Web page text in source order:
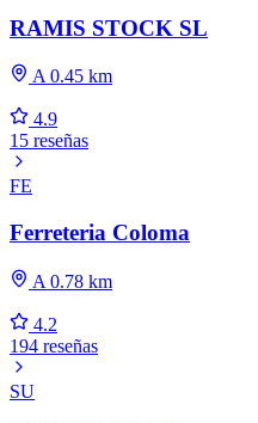
RAMIS STOCK SL
A 0.45 km
4.9
15 reseñas
FE
Ferreteria Coloma
A 0.78 km
4.2
194 reseñas
SU